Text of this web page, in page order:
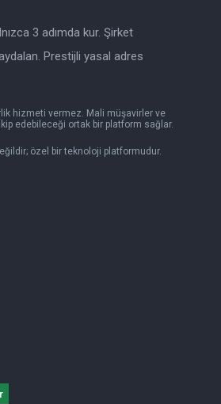
3 adımda kur. Şirket
Prestijli yasal adres
hizmeti vermez. Mali müşavirler ve
edebileceği ortak bir platform sağlar.
özel bir teknoloji platformudur.